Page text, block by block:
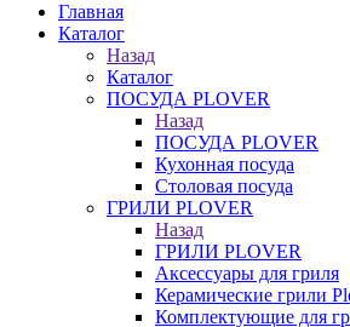
Главная
Каталог
Назад
Каталог
ПОСУДА PLOVER
Назад
ПОСУДА PLOVER
Кухонная посуда
Столовая посуда
ГРИЛИ PLOVER
Назад
ГРИЛИ PLOVER
Аксессуары для гриля
Керамические грили
Комплектующие для